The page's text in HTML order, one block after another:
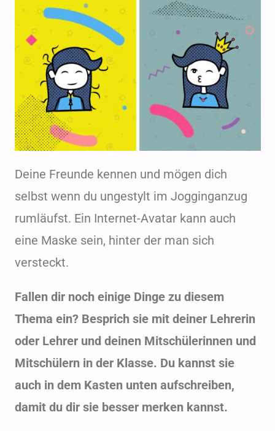
Deine Freunde kennen und mögen dich
selbst wenn du ungestylt im Jogginganzug
rumläufst. Ein Internet-Avatar kann auch
eine Maske sein, hinter der man sich
versteckt.
Fallen dir noch einige Dinge zu diesem
Thema ein? Besprich sie mit deiner Lehrerin
oder Lehrer und deinen Mitschülerinnen und
Mitschülern in der Klasse. Du kannst sie
auch in dem Kasten unten aufschreiben,
damit du dir sie besser merken kannst.